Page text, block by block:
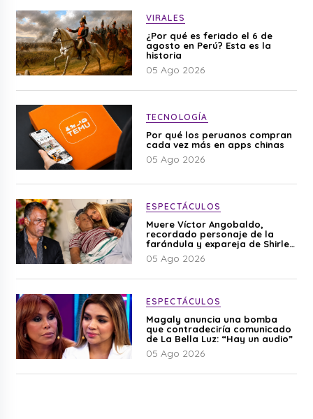
VIRALES
¿Por qué es feriado el 6 de
agosto en Perú? Esta es la
historia
05 Ago 2026
TECNOLOGÍA
Por qué los peruanos compran
cada vez más en apps chinas
05 Ago 2026
ESPECTÁCULOS
Muere Víctor Angobaldo,
recordado personaje de la
farándula y expareja de Shirley
Cherres
05 Ago 2026
ESPECTÁCULOS
Magaly anuncia una bomba
que contradeciría comunicado
de La Bella Luz: “Hay un audio”
05 Ago 2026